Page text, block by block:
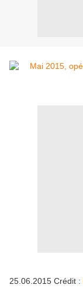
25.06.2015 Crédit :